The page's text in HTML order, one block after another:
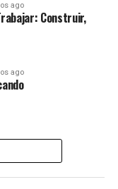
ago
Construir,
ago